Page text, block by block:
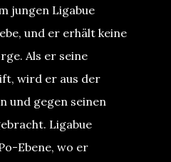
jungen Ligabue
und er erhält keine
Als er seine
wird er aus der
und gegen seinen
Ligabue
Ebene, wo er